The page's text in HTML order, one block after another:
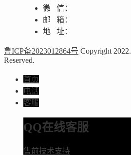
微 信：
邮 箱：
地 址：
鲁ICP备2023012864号 Copyright 2022.
Reserved.
首页
电话
客服
QQ在线客服
售前技术支持